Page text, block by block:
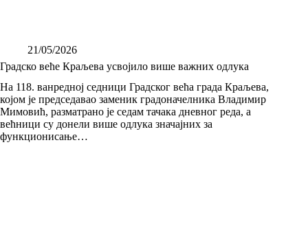
21/05/2026
Градско веће Краљева усвојило више важних одлука
На 118. ванредној седници Градског већа града Краљева,
којом је председавао заменик градоначелника Владимир
Мимовић, разматрано је седам тачака дневног реда, а
већници су донели више одлука значајних за
функционисање…